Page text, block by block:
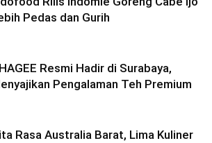
Pedas dan Gurih
Resmi Hadir di Surabaya,
Pengalaman Teh Premium
Rasa Australia Barat, Lima Kuliner